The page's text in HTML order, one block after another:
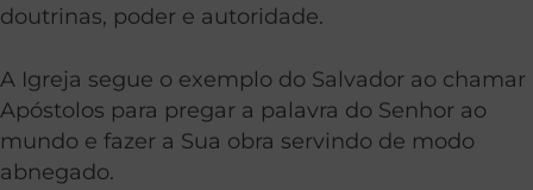
doutrinas, poder e autoridade.
A Igreja segue o exemplo do Salvador ao chamar
Apóstolos para pregar a palavra do Senhor ao
mundo e fazer a Sua obra servindo de modo
abnegado.